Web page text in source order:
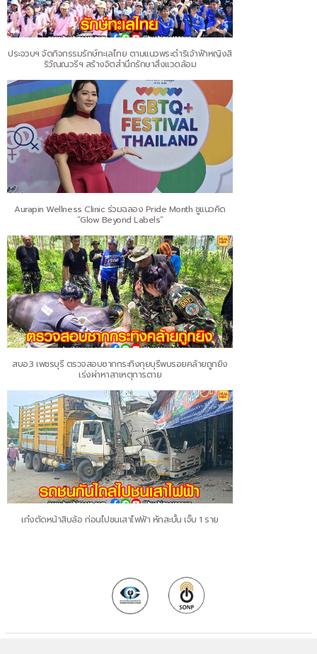
ประจวบฯ จัดกิจกรรมรักษ์ทะเลไทย ตามแนวพระดำริเจ้าฟ้าหญิงสิ
ริวัณณวรีฯ สร้างจิตสำนึกรักษาสิ่งแวดล้อม
Aurapin Wellness Clinic ร่วมฉลอง Pride Month ชูแนวคิด
“Glow Beyond Labels”
สบอ.3 เพชรบุรี ตรวจสอบซากกระทิงกุยบุรีพบรอยคล้ายถูกยิง
เร่งผ่าหาสาเหตุการตาย
เก๋งตัดหน้าสิบล้อ ก่อนไปชนเสาไฟฟ้า หักสะบั้น เจ็บ 1 ราย